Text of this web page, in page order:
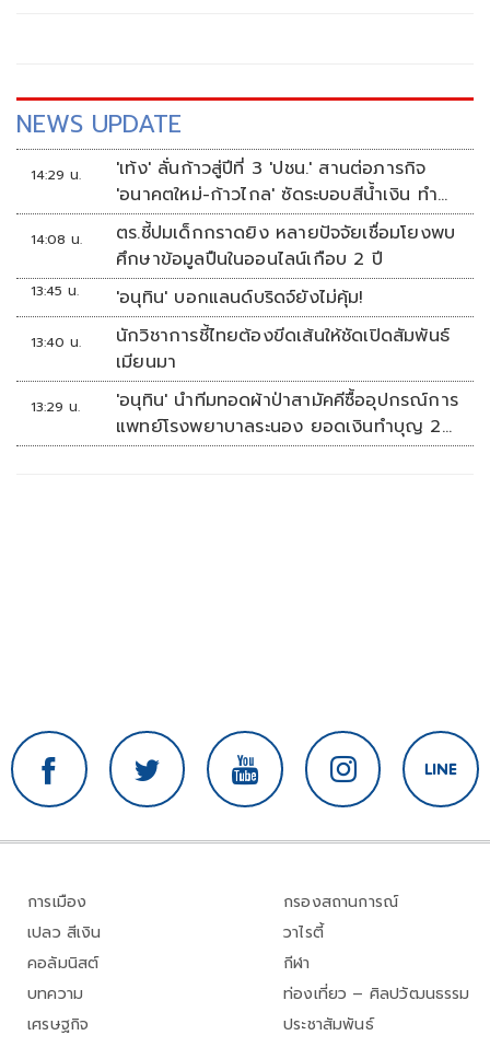
NEWS UPDATE
14:29 น.
'เท้ง' ลั่นก้าวสู่ปีที่ 3 'ปชน.' สานต่อภารกิจ
'อนาคตใหม่-ก้าวไกล' ซัดระบอบสีน้ำเงิน ทำ
หลักนิติรัฐ-นิติธรรมสั่นคลอน
14:08 น.
ตร.ชี้ปมเด็กกราดยิง หลายปัจจัยเชื่อมโยงพบ
ศึกษาข้อมูลปืนในออนไลน์เกือบ 2 ปี
13:45 น. 'อนุทิน' บอกแลนด์บริดจ์ยังไม่คุ้ม!
13:40 น.
นักวิชาการชี้ไทยต้องขีดเส้นให้ชัดเปิดสัมพันธ์
เมียนมา
13:29 น.
'อนุทิน' นำทีมทอดผ้าป่าสามัคคีซื้ออุปกรณ์การ
แพทย์โรงพยาบาลระนอง ยอดเงินทำบุญ 20
ล้านบาท
การเมือง
เปลว สีเงิน
คอลัมนิสต์
บทความ
เศรษฐกิจ
กรองสถานการณ์
วาไรตี้
กีฬา
ท่องเที่ยว – ศิลปวัฒนธรรม
ประชาสัมพันธ์